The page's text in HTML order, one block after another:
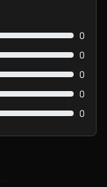
0
0
0
0
0